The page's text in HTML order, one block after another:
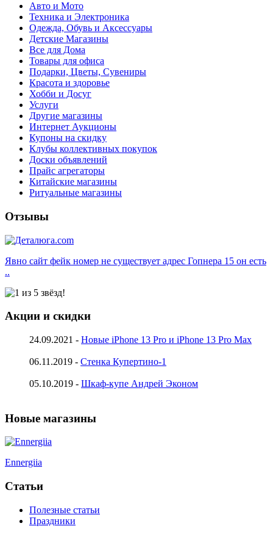
Авто и Мото
Техника и Электроника
Одежда, Обувь и Аксессуары
Детские Магазины
Все для Дома
Товары для офиса
Подарки, Цветы, Сувениры
Красота и здоровье
Хобби и Досуг
Услуги
Другие магазины
Интернет Аукционы
Купоны на скидку
Клубы коллективных покупок
Доски объявлений
Прайс агрегаторы
Китайские магазины
Ритуальные магазины
Отзывы
Явно сайт фейк номер не существует адрес Гопнера 15 он есть
..
Акции и скидки
24.09.2021 - Новые iPhone 13 Pro и iPhone 13 Pro Max
06.11.2019 - Стенка Купертино-1
05.10.2019 - Шкаф-купе Андрей Эконом
Новые магазины
Ennergiia
Статьи
Полезные статьи
Праздники